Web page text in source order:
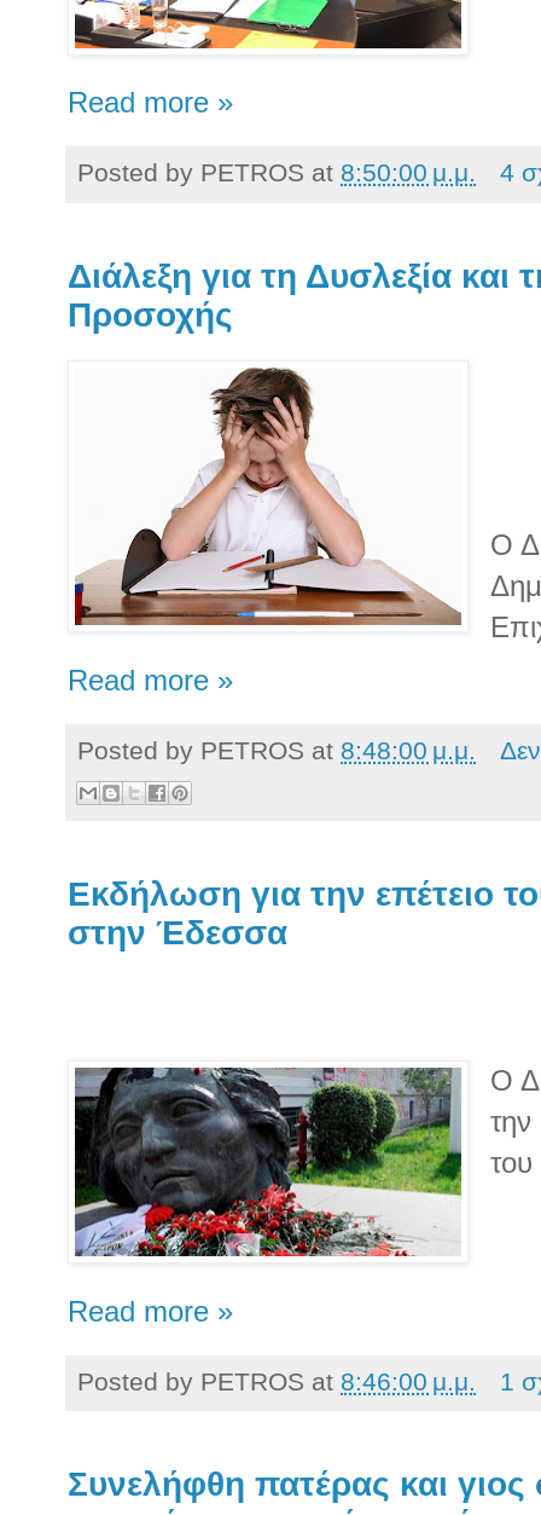
Read more »
Posted by PETROS at 8:50:00 μ.μ. 4
Διάλεξη για τη Δυσλεξία και
Προσοχής
Ο
Read more »
Posted by PETROS at 8:48:00 μ.μ.
Εκδήλωση για την επέτειο
στην Έδεσσα
Ο
την
του
Read more »
Posted by PETROS at 8:46:00 μ.μ. 1
Συνελήφθη πατέρας και γιος